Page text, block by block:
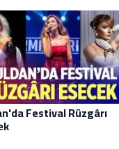
Festival Rüzgârı